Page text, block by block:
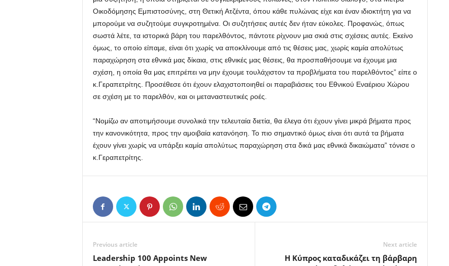
Οικοδόμησης Εμπιστοσύνης, στη Θετική Ατζέντα, όπου κάθε πυλώνας είχε και έναν ιδιοκτήτη για να
μπορούμε να συζητούμε συγκροτημένα. Οι συζητήσεις αυτές δεν ήταν εύκολες. Προφανώς, όπως
σωστά λέτε, τα ιστορικά βάρη του παρελθόντος, πάντοτε ρίχνουν μια σκιά στις σχέσεις αυτές. Εκείνο
όμως, το οποίο είπαμε, είναι ότι χωρίς να αποκλίνουμε από τις θέσεις μας, χωρίς καμία απολύτως
παραχώρηση στα εθνικά μας δίκαια, στις εθνικές μας θέσεις, θα προσπαθήσουμε να έχουμε μια
σχέση, η οποία θα μας επιτρέπει να μην έχουμε τουλάχιστον τα προβλήματα του παρελθόντος” είπε ο
κ.Γεραπετρίτης. Προσέθεσε ότι έχουν ελαχιστοποιηθεί οι παραβιάσεις του Εθνικού Εναέριου Χώρου
σε σχέση με το παρελθόν, και οι μεταναστευτικές ροές.
“Νομίζω αν αποτιμήσουμε συνολικά την τελευταία διετία, θα έλεγα ότι έχουν γίνει μικρά βήματα προς
την κανονικότητα, προς την αμοιβαία κατανόηση. Το πιο σημαντικό όμως είναι ότι αυτά τα βήματα
έχουν γίνει χωρίς να υπάρξει καμία απολύτως παραχώρηση στα δικά μας εθνικά δικαιώματα” τόνισε ο
κ.Γεραπετρίτης.
Previous article
Leadership 100 Appoints New
Next article
Η Κύπρος καταδικάζει τη βάρβαρη